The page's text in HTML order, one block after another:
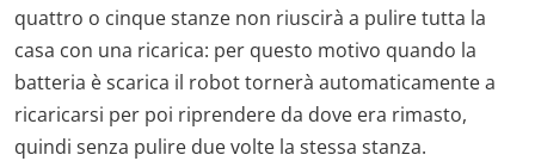
quattro o cinque stanze non riuscirà a pulire tutta la
casa con una ricarica: per questo motivo quando la
batteria è scarica il robot tornerà automaticamente a
ricaricarsi per poi riprendere da dove era rimasto,
quindi senza pulire due volte la stessa stanza.